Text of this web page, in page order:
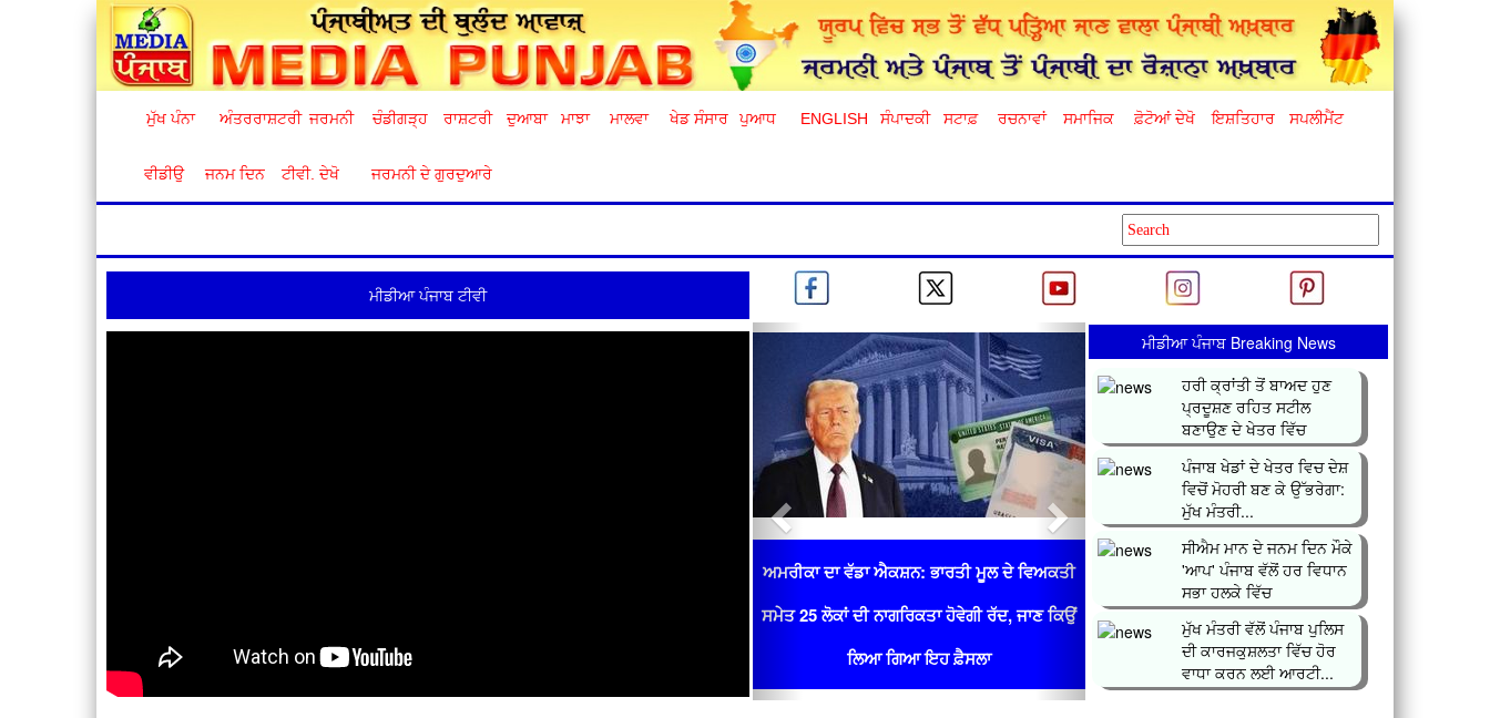
ਮੁੱਖ ਪੰਨਾ ਅੰਤਰਰਾਸ਼ਟਰੀ ਜਰਮਨੀ ਚੰਡੀਗੜ੍ਹ ਰਾਸ਼ਟਰੀ ਦੁਆਬਾ ਮਾਝਾ ਮਾਲਵਾ ਖੇਡ ਸੰਸਾਰ ਪੁਆਧ ENGLISH ਸੰਪਾਦਕੀ ਸਟਾਫ਼ ਰਚਨਾਵਾਂ ਸਮਾਜਿਕ ਫ਼ੋਟੋਆਂ ਦੇਖੋ ਇਸ਼ਤਿਹਾਰ ਸਪਲੀਮੈਂਟ
ਵੀਡੀਉ ਜਨਮ ਦਿਨ ਟੀਵੀ. ਦੇਖੋ ਜਰਮਨੀ ਦੇ ਗੁਰਦੁਆਰੇ
ਮੀਡੀਆ ਪੰਜਾਬ ਟੀਵੀ
ਅਮਰੀਕਾ ਦਾ ਵੱਡਾ ਐਕਸ਼ਨ: ਭਾਰਤੀ ਮੂਲ ਦੇ ਵਿਅਕਤੀ
ਸਮੇਤ 25 ਲੋਕਾਂ ਦੀ ਨਾਗਰਿਕਤਾ ਹੋਵੇਗੀ ਰੱਦ, ਜਾਣ ਕਿਉਂ
ਲਿਆ ਗਿਆ ਇਹ ਫ਼ੈਸਲਾ
Previous Next
ਮੀਡੀਆ ਪੰਜਾਬ Breaking News
ਹਰੀ ਕ੍ਰਾਂਤੀ ਤੋਂ ਬਾਅਦ ਹੁਣ
ਪ੍ਰਦੂਸ਼ਣ ਰਹਿਤ ਸਟੀਲ
ਬਣਾਉਣ ਦੇ ਖੇਤਰ ਵਿੱਚ
ਕ੍ਰਾਂਤ...
ਪੰਜਾਬ ਖੇਡਾਂ ਦੇ ਖੇਤਰ ਵਿਚ ਦੇਸ਼
ਵਿਚੋਂ ਮੋਹਰੀ ਬਣ ਕੇ ਉੱਭਰੇਗਾ:
ਮੁੱਖ ਮੰਤਰੀ...
ਸੀਐਮ ਮਾਨ ਦੇ ਜਨਮ ਦਿਨ ਮੌਕੇ
'ਆਪ' ਪੰਜਾਬ ਵੱਲੋਂ ਹਰ ਵਿਧਾਨ
ਸਭਾ ਹਲਕੇ ਵਿੱਚ
ਲਗਾਇਆ&n...
ਮੁੱਖ ਮੰਤਰੀ ਵੱਲੋਂ ਪੰਜਾਬ ਪੁਲਿਸ
ਦੀ ਕਾਰਜਕੁਸ਼ਲਤਾ ਵਿੱਚ ਹੋਰ
ਵਾਧਾ ਕਰਨ ਲਈ ਆਰਟੀ...